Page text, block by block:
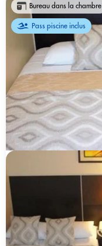
Bureau dans la chambre
Pass piscine inclus